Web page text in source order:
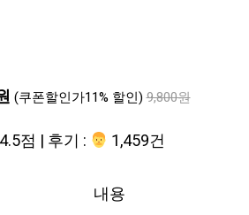
(쿠폰할인가11% 할인) 9,800원
점 | 후기 : ‍‍ 1,459건
내용